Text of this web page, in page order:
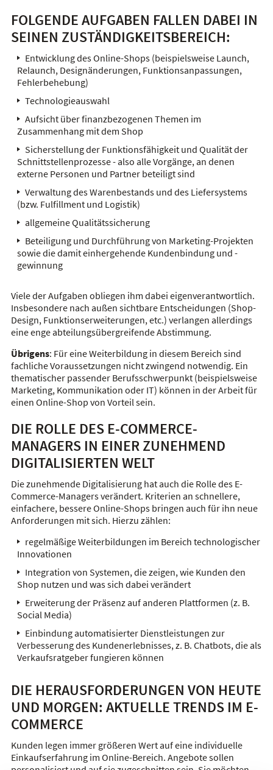
FOLGENDE AUFGABEN FALLEN DABEI IN
SEINEN ZUSTÄNDIGKEITSBEREICH:
Entwicklung des Online-Shops (beispielsweise Launch,
Relaunch, Designänderungen, Funktionsanpassungen,
Fehlerbehebung)
Technologieauswahl
Aufsicht über finanzbezogenen Themen im
Zusammenhang mit dem Shop
Sicherstellung der Funktionsfähigkeit und Qualität der
Schnittstellenprozesse - also alle Vorgänge, an denen
externe Personen und Partner beteiligt sind
Verwaltung des Warenbestands und des Liefersystems
(bzw. Fulfillment und Logistik)
allgemeine Qualitätssicherung
Beteiligung und Durchführung von Marketing-Projekten
sowie die damit einhergehende Kundenbindung und -
gewinnung
Viele der Aufgaben obliegen ihm dabei eigenverantwortlich.
Insbesondere nach außen sichtbare Entscheidungen (Shop-
Design, Funktionserweiterungen, etc.) verlangen allerdings
eine enge abteilungsübergreifende Abstimmung.
Übrigens: Für eine Weiterbildung in diesem Bereich sind
fachliche Voraussetzungen nicht zwingend notwendig. Ein
thematischer passender Berufsschwerpunkt (beispielsweise
Marketing, Kommunikation oder IT) können in der Arbeit für
einen Online-Shop von Vorteil sein.
DIE ROLLE DES E-COMMERCE-
MANAGERS IN EINER ZUNEHMEND
DIGITALISIERTEN WELT
Die zunehmende Digitalisierung hat auch die Rolle des E-
Commerce-Managers verändert. Kriterien an schnellere,
einfachere, bessere Online-Shops bringen auch für ihn neue
Anforderungen mit sich. Hierzu zählen:
regelmäßige Weiterbildungen im Bereich technologischer
Innovationen
Integration von Systemen, die zeigen, wie Kunden den
Shop nutzen und was sich dabei verändert
Erweiterung der Präsenz auf anderen Plattformen (z. B.
Social Media)
Einbindung automatisierter Dienstleistungen zur
Verbesserung des Kundenerlebnisses, z. B. Chatbots, die als
Verkaufsratgeber fungieren können
DIE HERAUSFORDERUNGEN VON HEUTE
UND MORGEN: AKTUELLE TRENDS IM E-
COMMERCE
Kunden legen immer größeren Wert auf eine individuelle
Einkaufserfahrung im Online-Bereich. Angebote sollen